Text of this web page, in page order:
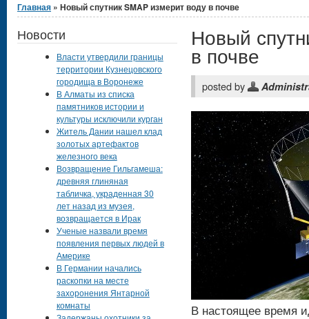
Главная » Новый спутник SMAP измерит воду в почве
Новый
в почве
posted by
В настоящее время
Новости
Власти утвердили границы
территории Кузнецовского
городища в Воронеже
В Алматы из списка
памятников истории и
культуры исключили курган
Житель Дании нашел клад
золотых артефактов
железного века
Возвращение Гильгамеша:
древняя глиняная
табличка, украденная 30
лет назад из музея,
возвращается в Ирак
Ученые назвали время
появления первых людей в
Америке
В Германии начались
раскопки на месте
захоронения Янтарной
комнаты